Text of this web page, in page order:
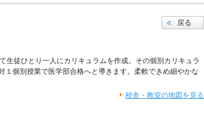
戻る
生徒ひとり一人にカリキュラムを作成。その個別カリキュラ
個別授業で医学部合格へと導きます。柔軟できめ細やかな
校舎・教室の地図を見る